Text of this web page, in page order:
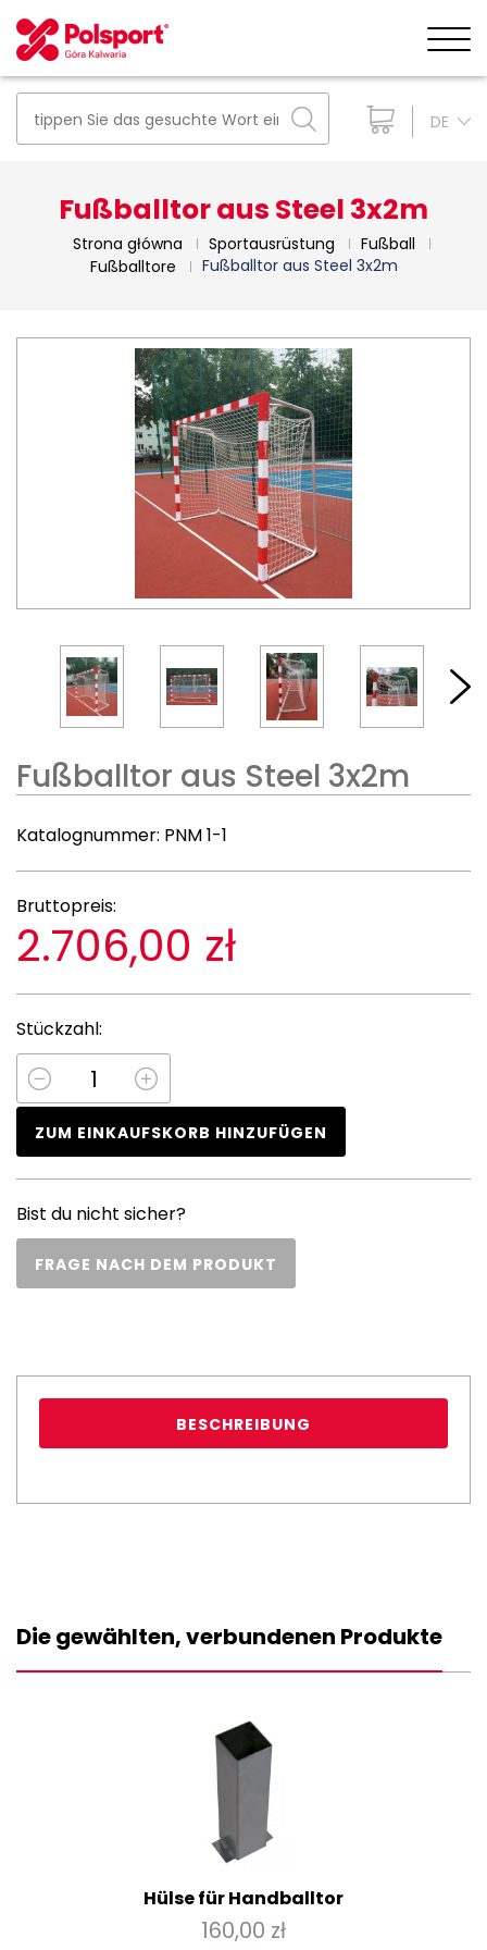
DE
Fußballtor aus Steel 3x2m
Strona główna Sportausrüstung
Fußball
Fußballtore
Fußballtor aus Steel 3x2m
Fußballtor aus Steel 3x2m
Katalognummer: PNM 1-1
Bruttopreis:
2.706,00 zł
Stückzahl:
ZUM EINKAUFSKORB HINZUFÜGEN
Bist du nicht sicher?
FRAGE NACH DEM PRODUKT
BESCHREIBUNG
Die gewählten, verbundenen Produkte
Hülse für Handballtor
160,00 zł